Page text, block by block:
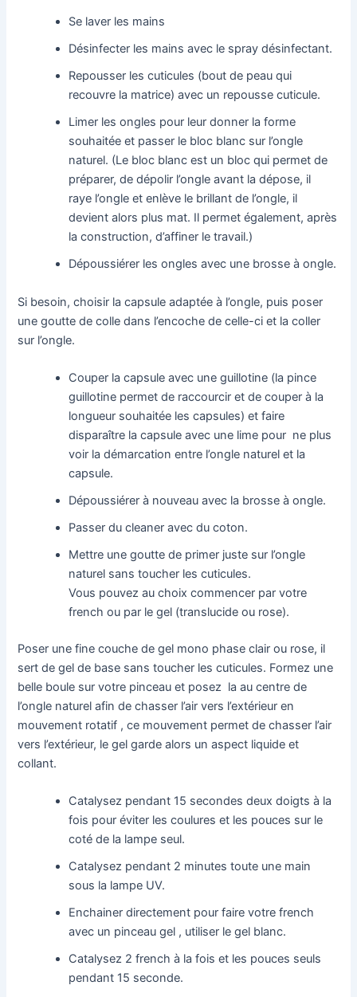
Se laver les mains
Désinfecter les mains avec le spray désinfectant.
Repousser les cuticules (bout de peau qui
recouvre la matrice) avec un repousse cuticule.
Limer les ongles pour leur donner la forme
souhaitée et passer le bloc blanc sur l’ongle
naturel. (Le bloc blanc est un bloc qui permet de
préparer, de dépolir l’ongle avant la dépose, il
raye l’ongle et enlève le brillant de l’ongle, il
devient alors plus mat. Il permet également, après
la construction, d’affiner le travail.)
Dépoussiérer les ongles avec une brosse à ongle.
Si besoin, choisir la capsule adaptée à l’ongle, puis poser
une goutte de colle dans l’encoche de celle-ci et la coller
sur l’ongle.
Couper la capsule avec une guillotine (la pince
guillotine permet de raccourcir et de couper à la
longueur souhaitée les capsules) et faire
disparaître la capsule avec une lime pour ne plus
voir la démarcation entre l’ongle naturel et la
capsule.
Dépoussiérer à nouveau avec la brosse à ongle.
Passer du cleaner avec du coton.
Mettre une goutte de primer juste sur l’ongle
naturel sans toucher les cuticules.
Vous pouvez au choix commencer par votre
french ou par le gel (translucide ou rose).
Poser une fine couche de gel mono phase clair ou rose, il
sert de gel de base sans toucher les cuticules. Formez une
belle boule sur votre pinceau et posez la au centre de
l’ongle naturel afin de chasser l’air vers l’extérieur en
mouvement rotatif , ce mouvement permet de chasser l’air
vers l’extérieur, le gel garde alors un aspect liquide et
collant.
Catalysez pendant 15 secondes deux doigts à la
fois pour éviter les coulures et les pouces sur le
coté de la lampe seul.
Catalysez pendant 2 minutes toute une main
sous la lampe UV.
Enchainer directement pour faire votre french
avec un pinceau gel , utiliser le gel blanc.
Catalysez 2 french à la fois et les pouces seuls
pendant 15 seconde.